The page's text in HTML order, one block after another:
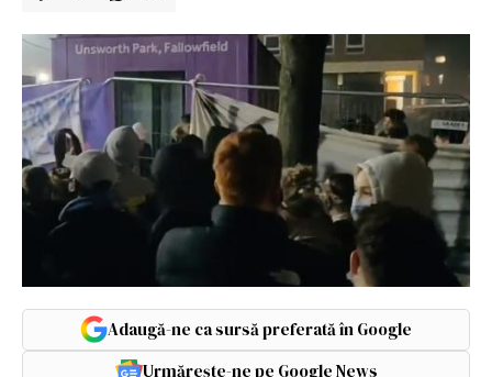
Adaugă-ne ca sursă preferată în Google
Urmărește-ne pe Google News